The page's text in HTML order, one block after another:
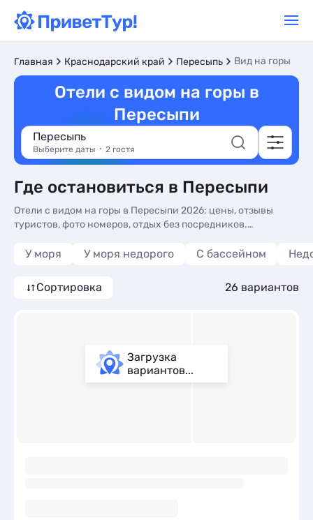
Главная Краснодарский край Пересыпь Вид на горы
Отели с видом на горы в
Пересыпи
Пересыпь
Выберите даты 2 гостя
Где остановиться в Пересыпи
Отели с видом на горы в Пересыпи 2026: цены, отзывы
туристов, фото номеров, отдых без посредников.
на горы и балконом.
У моря У моря недорого С бассейном
Сортировка 26 вариантов
Загрузка
вариантов...